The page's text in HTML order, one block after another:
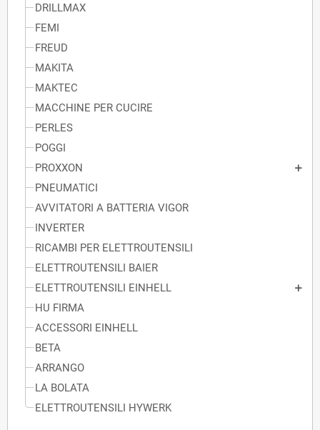
DRILLMAX
FEMI
FREUD
MAKITA
MAKTEC
MACCHINE PER CUCIRE
PERLES
POGGI
PROXXON
PNEUMATICI
AVVITATORI A BATTERIA VIGOR
INVERTER
RICAMBI PER ELETTROUTENSILI
ELETTROUTENSILI BAIER
ELETTROUTENSILI EINHELL
HU FIRMA
ACCESSORI EINHELL
BETA
ARRANGO
LA BOLATA
ELETTROUTENSILI HYWERK